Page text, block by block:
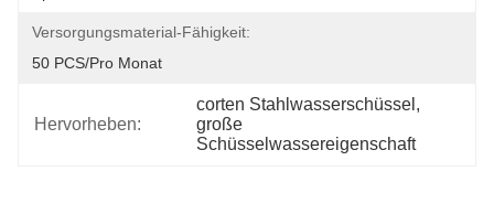
Versorgungsmaterial-Fähigkeit:
50 PCS/pro Monat
Hervorheben:
corten Stahlwasserschüssel ,
große
Schüsselwassereigenschaft